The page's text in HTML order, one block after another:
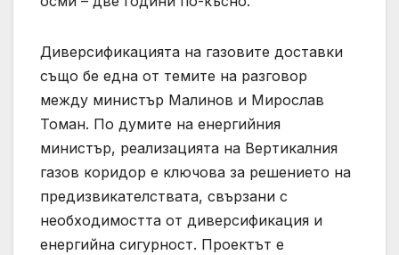
Диверсификацията на газовите доставки
също бе една от темите на разговор
между министър Малинов и Мирослав
Томан. По думите на енергийния
министър, реализацията на Вертикалния
газов коридор е ключова за решението на
предизвикателствата, свързани с
необходимостта от диверсификация и
енергийна сигурност. Проектът е